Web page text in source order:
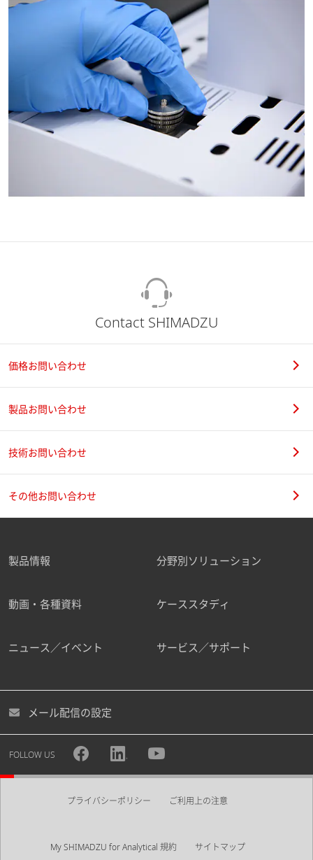
Contact SHIMADZU
価格お問い合わせ
製品お問い合わせ
技術お問い合わせ
その他お問い合わせ
製品情報 分野別ソリューション
動画・各種資料 ケーススタディ
ニュース／イベント サービス／サポート
メール配信の設定
FOLLOW US
プライバシーポリシー ご利用上の注意
My SHIMADZU for Analytical 規約 サイトマップ